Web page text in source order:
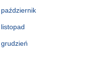
październik
listopad
grudzień